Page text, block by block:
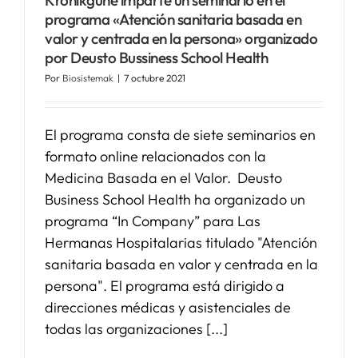
programa «Atención sanitaria basada en
valor y centrada en la persona» organizado
por Deusto Bussiness School Health
Por Biosistemak | 7 octubre 2021
El programa consta de siete seminarios en
formato online relacionados con la
Medicina Basada en el Valor. Deusto
Business School Health ha organizado un
programa “In Company” para Las
Hermanas Hospitalarias titulado "Atención
sanitaria basada en valor y centrada en la
persona". El programa está dirigido a
direcciones médicas y asistenciales de
todas las organizaciones [...]